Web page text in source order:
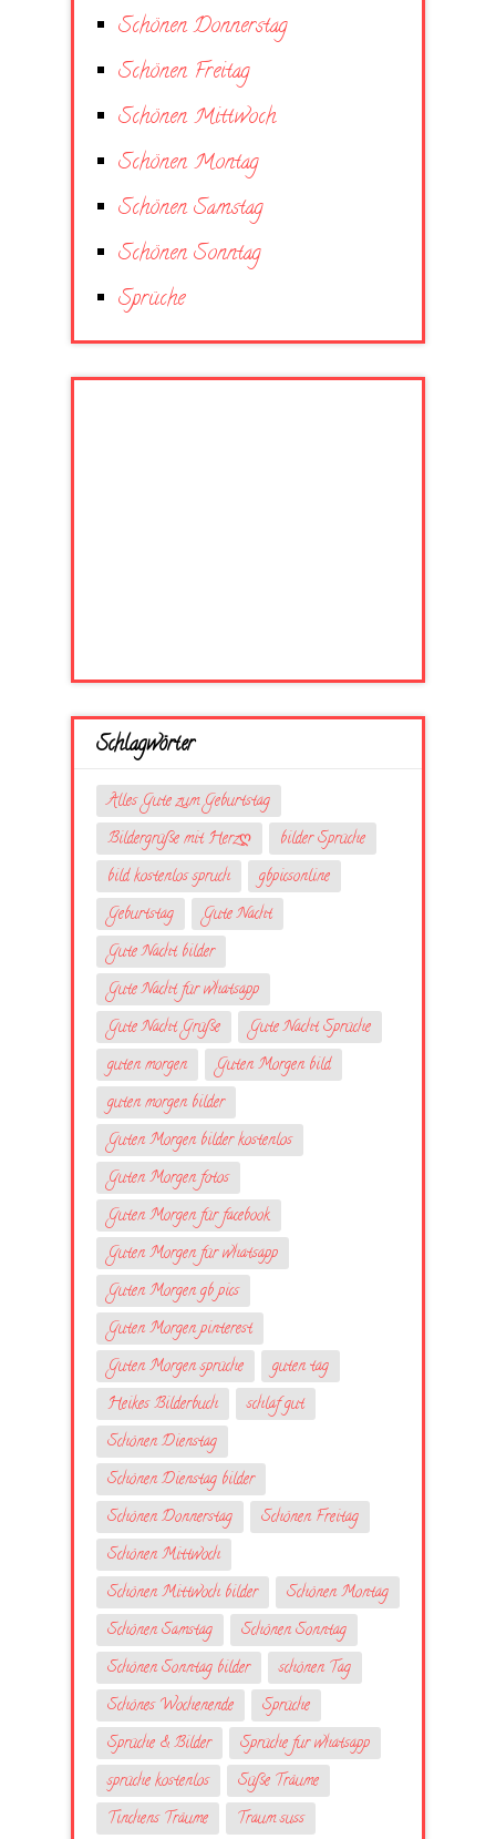
Schönen Donnerstag
Schönen Freitag
Schönen Mittwoch
Schönen Montag
Schönen Samstag
Schönen Sonntag
Sprüche
Schlagwörter
Alles Gute zum Geburtstag
Bildergrüße mit Herzღ
bilder Sprüche
bild kostenlos spruch
gbpicsonline
Geburtstag
Gute Nacht
Gute Nacht bilder
Gute Nacht für whatsapp
Gute Nacht Grüße
Gute Nacht Sprüche
guten morgen
Guten Morgen bild
guten morgen bilder
Guten Morgen bilder kostenlos
Guten Morgen fotos
Guten Morgen für facebook
Guten Morgen für whatsapp
Guten Morgen gb pics
Guten Morgen pinterest
Guten Morgen sprüche
guten tag
Heikes Bilderbuch
schlaf gut
Schönen Dienstag
Schönen Dienstag bilder
Schönen Donnerstag
Schönen Freitag
Schönen Mittwoch
Schönen Mittwoch bilder
Schönen Montag
Schönen Samstag
Schönen Sonntag
Schönen Sonntag bilder
schönen Tag
Schönes Wochenende
Sprüche
Sprüche & Bilder
Sprüche fur whatsapp
sprüche kostenlos
Süße Träume
Tinchens Träume
Traum suss